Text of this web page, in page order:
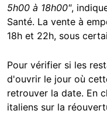
5h00 à 18h00",
Santé. La vente à
18h et 22h, sous
Pour vérifier si les
d'ouvrir le jour où
retrouver la date. En
italiens sur la